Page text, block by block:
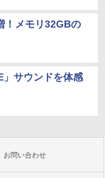
！メモリ32GBの
サウンドを体感
お問い合わせ